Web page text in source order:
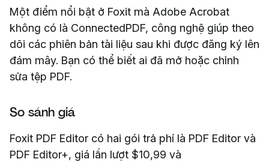
Một điểm nổi bật ở Foxit mà Adobe Acrobat
không có là ConnectedPDF, công nghệ giúp theo
dõi các phiên bản tài liệu sau khi được đăng ký lên
đám mây. Bạn có thể biết ai đã mở hoặc chỉnh
sửa tệp PDF.
So sánh giá
Foxit PDF Editor có hai gói trả phí là PDF Editor và
PDF Editor+, giá lần lượt $10,99 và